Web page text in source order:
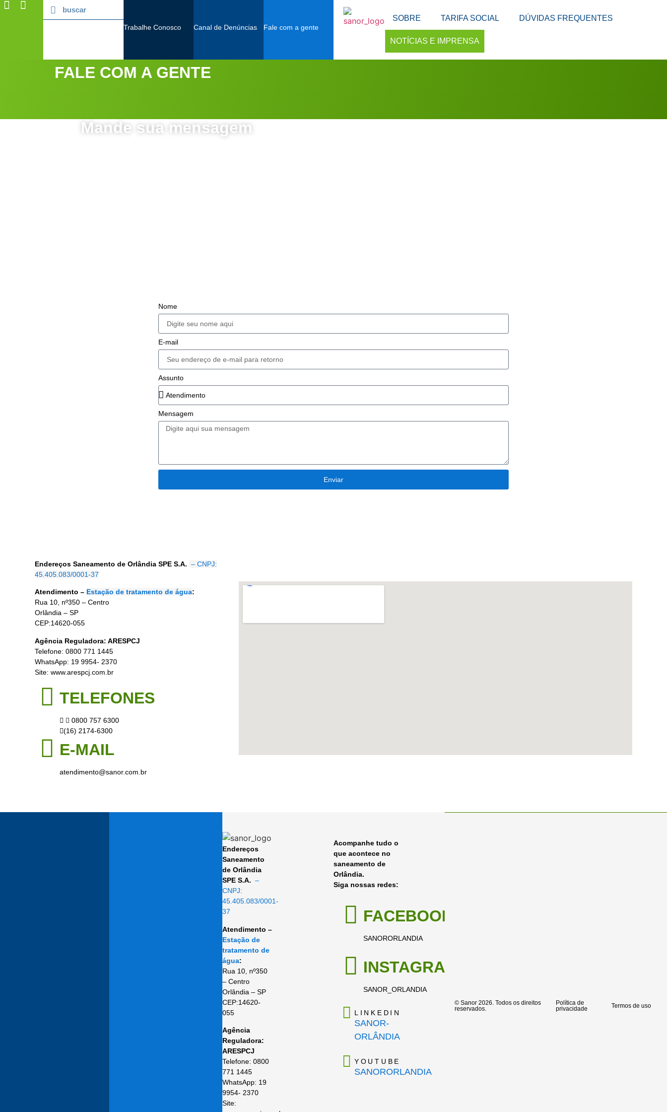
Trabalhe Conosco Canal de Denúncias Fale com a gente
SOBRE TARIFA SOCIAL DÚVIDAS FREQUENTES
NOTÍCIAS E IMPRENSA
FALE COM A GENTE
Mande sua mensagem
Nome
E-mail
Assunto
Mensagem
Enviar
Endereços Saneamento de Orlândia SPE S.A. – CNPJ:
45.405.083/0001-37
Atendimento – Estação de tratamento de água:
Rua 10, nº350 – Centro
Orlândia – SP
CEP:14620-055
Agência Reguladora: ARESPCJ
Telefone: 0800 771 1445
WhatsApp: 19 9954- 2370
Site: www.arespcj.com.br
TELEFONES
0800 757 6300
(16) 2174-6300
E-MAIL
atendimento@sanor.com.br
Endereços
Saneamento
de Orlândia
SPE S.A. –
CNPJ:
45.405.083/0001-
37
Atendimento –
Estação de
tratamento de
água:
Rua 10, nº350
– Centro
Orlândia – SP
CEP:14620-
055
Agência
Reguladora:
ARESPCJ
Telefone: 0800
771 1445
WhatsApp: 19
9954- 2370
Site:
Acompanhe tudo o
que acontece no
saneamento de
Orlândia.
Siga nossas redes:
FACEBOOK
SANORORLANDIA
INSTAGRAM
SANOR_ORLANDIA
LINKEDIN
SANOR-
ORLÂNDIA
YOUTUBE
SANORORLANDIA
© Sanor 2026. Todos os direitos
reservados.
Política de
privacidade
Termos de uso